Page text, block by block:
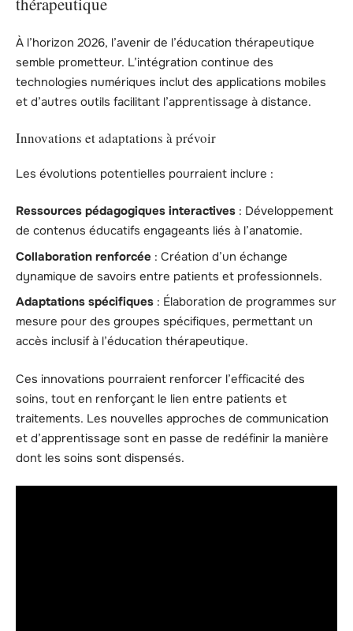
À l’horizon 2026, l’avenir de l’éducation thérapeutique
semble prometteur. L’intégration continue des
technologies numériques inclut des applications mobiles
et d’autres outils facilitant l’apprentissage à distance.
Innovations et adaptations à prévoir
Les évolutions potentielles pourraient inclure :
Ressources pédagogiques interactives : Développement
de contenus éducatifs engageants liés à l’anatomie.
Collaboration renforcée : Création d’un échange
dynamique de savoirs entre patients et professionnels.
Adaptations spécifiques : Élaboration de programmes sur
mesure pour des groupes spécifiques, permettant un
accès inclusif à l’éducation thérapeutique.
Ces innovations pourraient renforcer l’efficacité des
soins, tout en renforçant le lien entre patients et
traitements. Les nouvelles approches de communication
et d’apprentissage sont en passe de redéfinir la manière
dont les soins sont dispensés.